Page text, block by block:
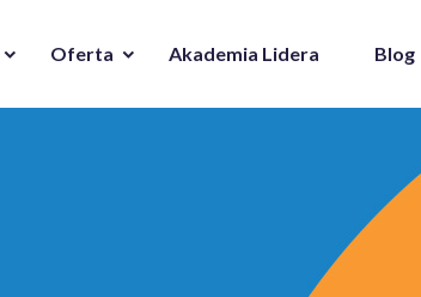
Oferta Akademia Lidera Blog